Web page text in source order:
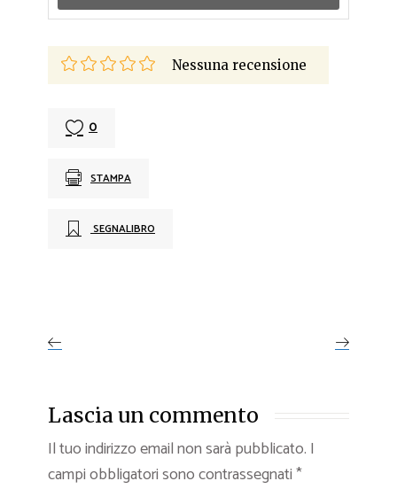
Nessuna recensione
0
STAMPA
SEGNALIBRO
Lascia un commento
Il tuo indirizzo email non sarà pubblicato. I
campi obbligatori sono contrassegnati*